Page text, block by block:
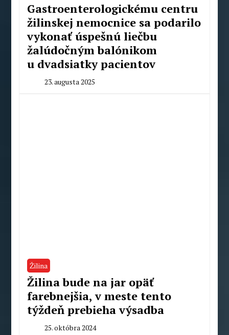
Gastroenterologickému centru
žilinskej nemocnice sa podarilo
vykonať úspešnú liečbu
žalúdočným balónikom
u dvadsiatky pacientov
23. augusta 2025
Žilina
Žilina bude na jar opäť
farebnejšia, v meste tento
týždeň prebieha výsadba
25. októbra 2024